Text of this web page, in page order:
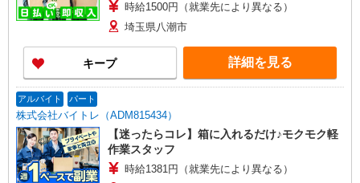
時給1500円（就業先により異なる）
埼玉県八潮市
キープ 詳細を見る
アルバイト パート
株式会社バイトレ（ADM815434）
【迷ったらコレ】箱に入れるだけ♪モクモク軽
作業スタッフ
時給1381円（就業先により異なる）